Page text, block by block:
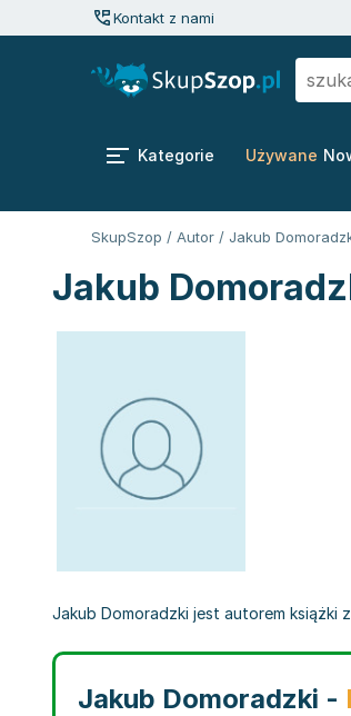
Kontakt z nami
Kategorie Używane
SkupSzop / Autor / Jakub
Jakub
Jakub Domoradzki jest autorem
Jakub Domoradzki -